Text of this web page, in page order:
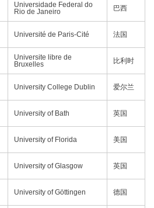
Universidade Federal do
Rio de Janeiro
巴西
Université de Paris-Cité 法国
Universite libre de
Bruxelles
比利时
University College Dublin 爱尔兰
University of Bath 英国
University of Florida 美国
University of Glasgow 英国
University of Göttingen 德国